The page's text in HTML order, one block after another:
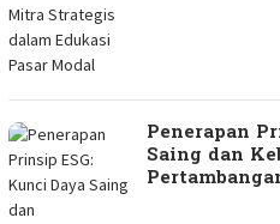
Penerapan
Saing dan